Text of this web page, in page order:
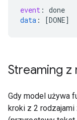
event : done
data : [DONE]
Streaming z
Gdy model używa
kroki z 2 rodzajami